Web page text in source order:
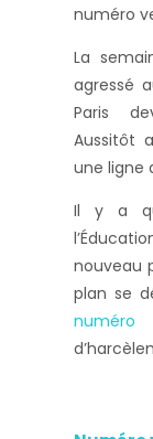
numéro
La
agressé
Paris
Aussitôt
une ligne
Il y a
nouveau
plan se
numéro